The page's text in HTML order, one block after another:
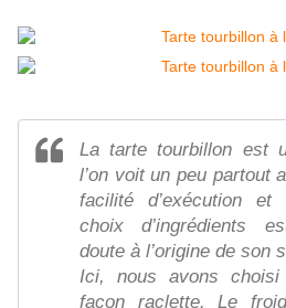
La tarte tourbillon est
l’on voit un peu partout
facilité d’exécution
choix d’ingrédients
doute à l’origine de son
Ici, nous avons
façon raclette. Le